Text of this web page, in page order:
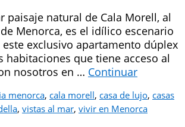
paisaje natural de Cala Morell, al
Menorca, es el idílico escenario
exclusivo apartamento dúplex
habitaciones que tiene acceso al
nosotros en … Continuar
menorca, cala morell, casa de lujo, casas
, vistas al mar, vivir en Menorca